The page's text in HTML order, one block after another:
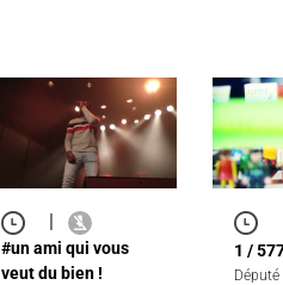
#un ami qui vous
veut du bien !
1 /